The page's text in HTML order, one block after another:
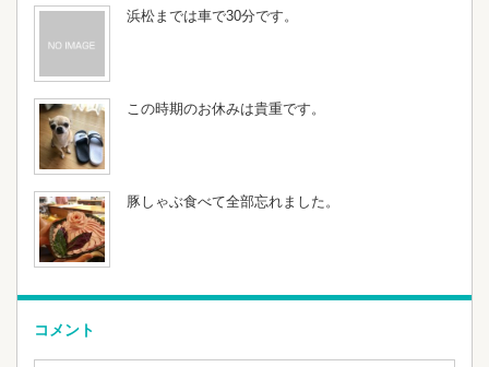
浜松までは車で30分です。
この時期のお休みは貴重です。
豚しゃぶ食べて全部忘れました。
コメント